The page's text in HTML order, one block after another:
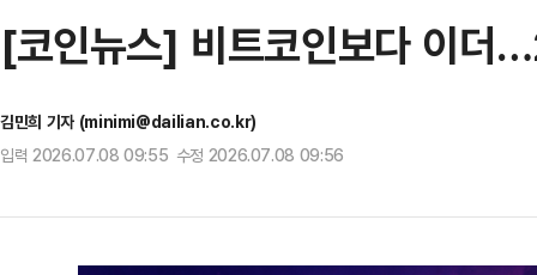
[코인뉴스] 비트코인보다 이
김민희 기자 (minimi@dailian.co.kr)
입력 2026.07.08 09:55 수정 2026.07.08 09:56